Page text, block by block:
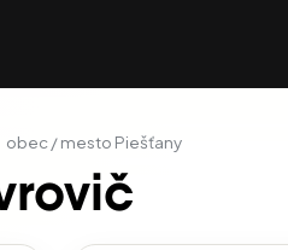
obec / mesto Piešťany